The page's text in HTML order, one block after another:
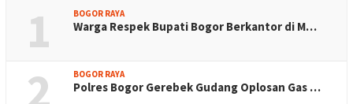
1 BOGOR RAYA
Warga Respek Bupati Bogor Berkantor di M…
2 BOGOR RAYA
Polres Bogor Gerebek Gudang Oplosan Gas …